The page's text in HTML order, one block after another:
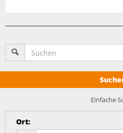
Einfache
Ort: